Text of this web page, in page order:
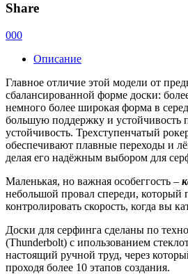
Share
000
Описание
Главное отличие этой модели от
сбалансированной форме доски:
немного более широкая форма в
большую поддержку и устойчивость
устойчивость. Трехступенчатый
обеспечивают плавные переходы и
делая его надёжным выбором для
Маленькая, но важная особеггость –
небольшой провал спереди, который
контролировать скорость, когда вы
Доски для серфинга сделаны по
(Thunderbolt) с ипользованием
настоящий ручной труд, через
проходя более 10 этапов создания.